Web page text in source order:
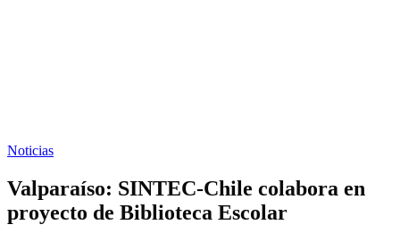
Noticias
Valparaíso: SINTEC-Chile colabora en
proyecto de Biblioteca Escolar